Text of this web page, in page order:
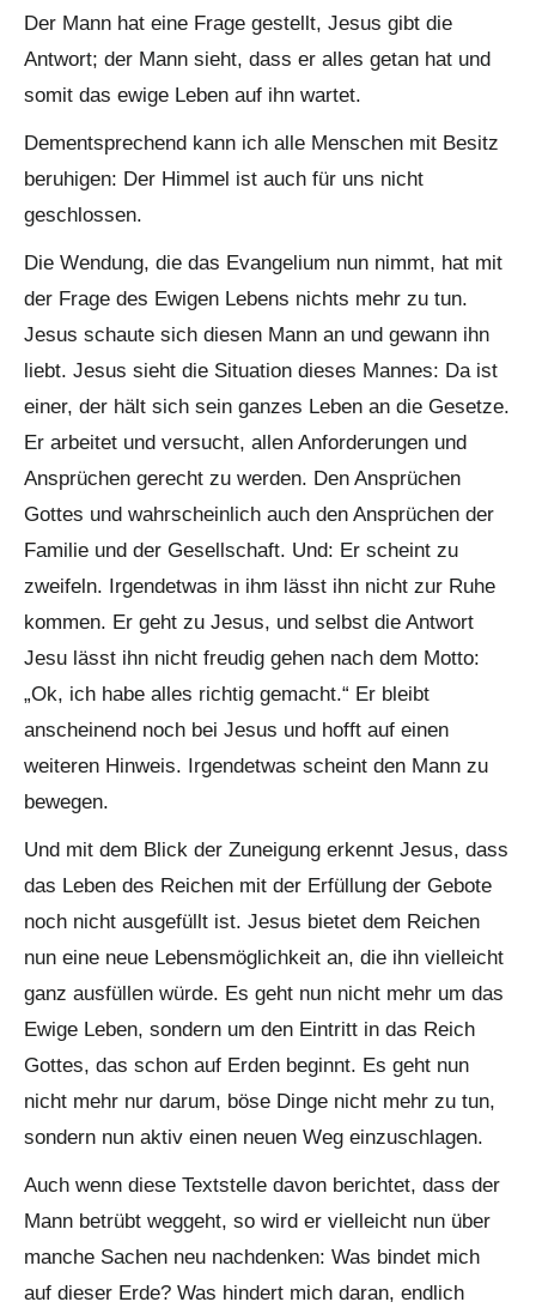
Der Mann hat eine Frage gestellt, Jesus gibt die
Antwort; der Mann sieht, dass er alles getan hat und
somit das ewige Leben auf ihn wartet.
Dementsprechend kann ich alle Menschen mit Besitz
beruhigen: Der Himmel ist auch für uns nicht
geschlossen.
Die Wendung, die das Evangelium nun nimmt, hat mit
der Frage des Ewigen Lebens nichts mehr zu tun.
Jesus schaute sich diesen Mann an und gewann ihn
liebt. Jesus sieht die Situation dieses Mannes: Da ist
einer, der hält sich sein ganzes Leben an die Gesetze.
Er arbeitet und versucht, allen Anforderungen und
Ansprüchen gerecht zu werden. Den Ansprüchen
Gottes und wahrscheinlich auch den Ansprüchen der
Familie und der Gesellschaft. Und: Er scheint zu
zweifeln. Irgendetwas in ihm lässt ihn nicht zur Ruhe
kommen. Er geht zu Jesus, und selbst die Antwort
Jesu lässt ihn nicht freudig gehen nach dem Motto:
„Ok, ich habe alles richtig gemacht.“ Er bleibt
anscheinend noch bei Jesus und hofft auf einen
weiteren Hinweis. Irgendetwas scheint den Mann zu
bewegen.
Und mit dem Blick der Zuneigung erkennt Jesus, dass
das Leben des Reichen mit der Erfüllung der Gebote
noch nicht ausgefüllt ist. Jesus bietet dem Reichen
nun eine neue Lebensmöglichkeit an, die ihn vielleicht
ganz ausfüllen würde. Es geht nun nicht mehr um das
Ewige Leben, sondern um den Eintritt in das Reich
Gottes, das schon auf Erden beginnt. Es geht nun
nicht mehr nur darum, böse Dinge nicht mehr zu tun,
sondern nun aktiv einen neuen Weg einzuschlagen.
Auch wenn diese Textstelle davon berichtet, dass der
Mann betrübt weggeht, so wird er vielleicht nun über
manche Sachen neu nachdenken: Was bindet mich
auf dieser Erde? Was hindert mich daran, endlich